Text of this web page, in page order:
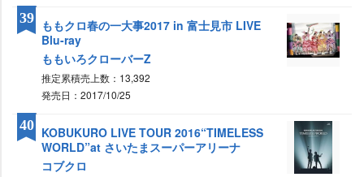
ももクロ春の一大事2017 in 富士見市 LIVE
Blu-ray
ももいろクローバーZ
推定累積売上数：13,392
発売日：2017/10/25
39
KOBUKURO LIVE TOUR 2016“TIMELESS
WORLD”at さいたまスーパーアリーナ
コブクロ
40